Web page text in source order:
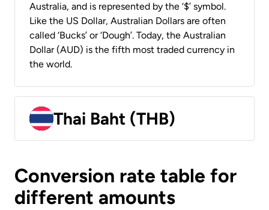
Australia, and is represented by the ‘$’ symbol.
Like the US Dollar, Australian Dollars are often
called ‘Bucks’ or ‘Dough’. Today, the Australian
Dollar (AUD) is the fifth most traded currency in
the world.
Thai Baht (THB)
Conversion rate table for
different amounts